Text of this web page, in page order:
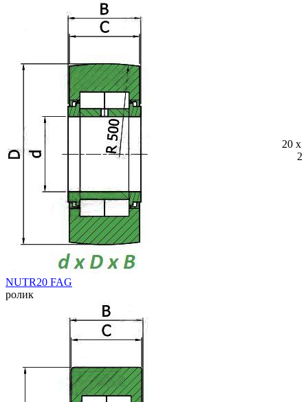
NUTR20 FAG
ролик
20 x
25